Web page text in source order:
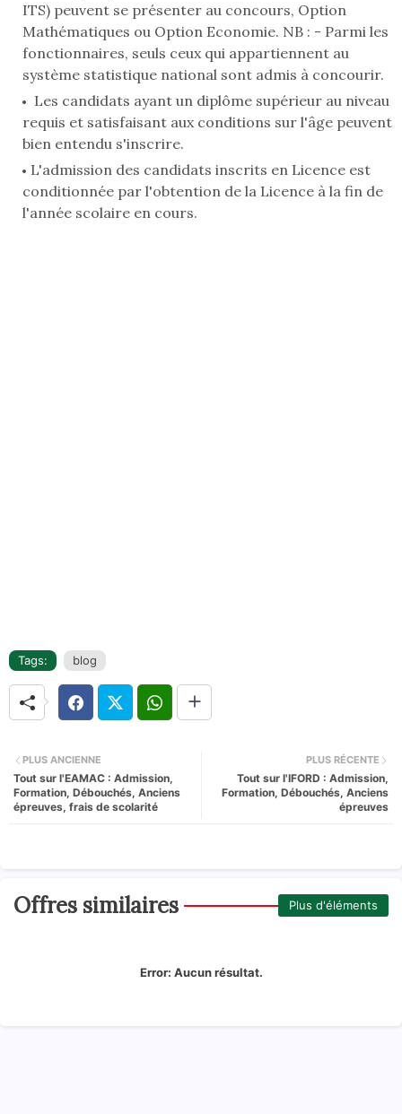
ITS) peuvent se présenter au concours, Option
Mathématiques ou Option Economie. NB : - Parmi les
fonctionnaires, seuls ceux qui appartiennent au
système statistique national sont admis à concourir.
Les candidats ayant un diplôme supérieur au niveau
requis et satisfaisant aux conditions sur l'âge peuvent
bien entendu s'inscrire.
L'admission des candidats inscrits en Licence est
conditionnée par l'obtention de la Licence à la fin de
l'année scolaire en cours.
Tags: blog
PLUS RÉCENTE
Tout sur l'IFORD : Admission,
Formation, Débouchés, Anciens
épreuves
PLUS ANCIENNE
Tout sur l'EAMAC : Admission,
Formation, Débouchés, Anciens
épreuves, frais de scolarité
Offres similaires Plus d'éléments
Error: Aucun résultat.